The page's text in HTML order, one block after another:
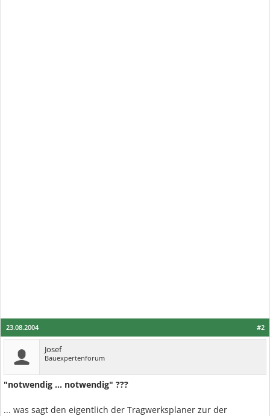
#2
23.08.2004
Josef
Bauexpertenforum
"notwendig ... notwendig" ???
... was sagt den eigentlich der Tragwerksplaner zur der